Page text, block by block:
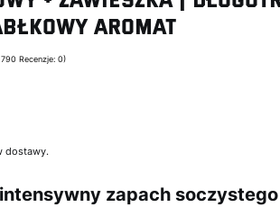
Aromat
790 Recenzje: 0)
sekcji Opinie
dostawy.
intensywny zapach